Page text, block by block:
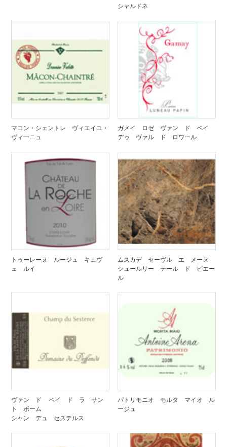
シャルドネ
マコン・シェントレ ヴィエイユ・
ヴィーニュ
ガメイ ロゼ ヴァン ド ペイ
デゥ ヴァル ド ロワール
トゥーレーヌ ルージュ キュヴ
ェ ルイ
ムスカデ セーヴル エ メーヌ
シュールリー テール ド ピエー
ル
ヴァン ド ペイ ド ラ サン
ト ボーム
シャン デュ セステルス
パトリモニオ モルタ マイオ ル
ージュ